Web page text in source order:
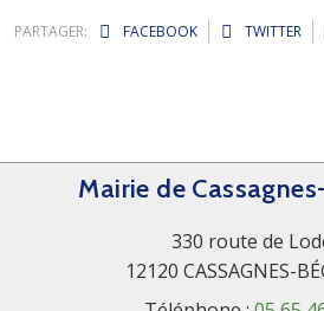
PARTAGER: FACEBOOK TWITTER
Mairie de
330 route de
12120 CASSAGNES-